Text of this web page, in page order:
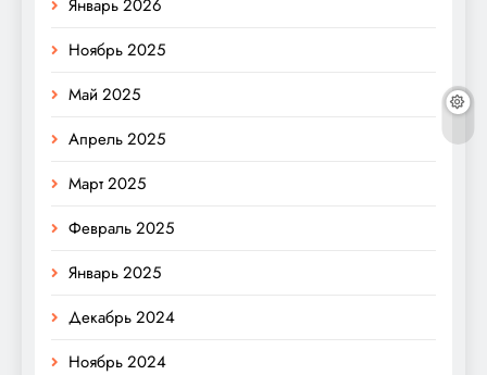
Январь 2026
Ноябрь 2025
Май 2025
Апрель 2025
Март 2025
Февраль 2025
Январь 2025
Декабрь 2024
Ноябрь 2024